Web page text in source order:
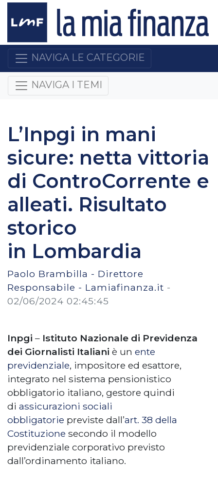
NAVIGA LE CATEGORIE
NAVIGA I TEMI
L’Inpgi in mani
sicure: netta vittoria
di ControCorrente e
alleati. Risultato
storico
in Lombardia
Paolo Brambilla - Direttore
Responsabile - Lamiafinanza.it -
02/06/2024 02:45:45
Inpgi – Istituto Nazionale di Previdenza
dei Giornalisti Italiani è un ente
previdenziale, impositore ed esattore,
integrato nel sistema pensionistico
obbligatorio italiano, gestore quindi
di assicurazioni sociali
obbligatorie previste dall’art. 38 della
Costituzione secondo il modello
previdenziale corporativo previsto
dall’ordinamento italiano.